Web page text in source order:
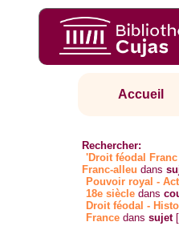
Accueil
Rechercher:
'Droit féodal
Franc-alleu‎ dans
Pouvoir royal -
18e siècle dans
Droit féodal -
France danssujet